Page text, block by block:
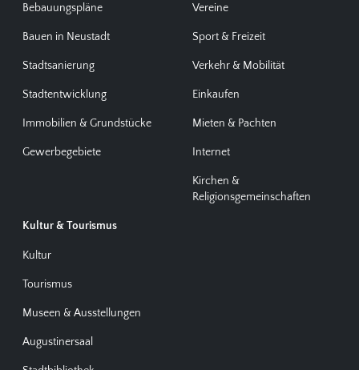
Bebauungspläne
Bauen in Neustadt
Stadtsanierung
Stadtentwicklung
Immobilien & Grundstücke
Gewerbegebiete
Vereine
Sport & Freizeit
Verkehr & Mobilität
Einkaufen
Mieten & Pachten
Internet
Kirchen &
Religionsgemeinschaften
Kultur & Tourismus
Kultur
Tourismus
Museen & Ausstellungen
Augustinersaal